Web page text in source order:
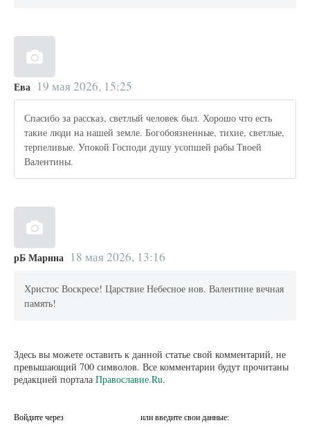
Ева 19 мая 2026, 15:25
Спасибо за рассказ, светлый человек был. Хорошо что есть
такие люди на нашей земле. Богобоязненные, тихие, светлые,
терпеливые. Упокой Господи душу усопшей рабы Твоей
Валентины.
рБ Марина 18 мая 2026, 13:16
Христос Воскресе! Царствие Небесное нов. Валентине вечная
память!
Здесь вы можете оставить к данной статье свой комментарий, не
превышающий 700 символов. Все комментарии будут прочитаны
редакцией портала Православие.Ru.
Войдите через или введите свои данные: